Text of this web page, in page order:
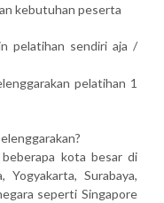
kebutuhan peserta
pelatihan sendiri aja /
pelatihan 1
kota besar di
Surabaya,
seperti Singapore